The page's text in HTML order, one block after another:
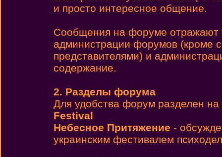
и просто интересное общение.
Cообщения на форуме отражают
администрации форумов (кроме
представителями) и
содержание.
2. Разделы форума
Для удобства форум разделен на
Festival
Небесное Притяжение -
украинским фестивалем